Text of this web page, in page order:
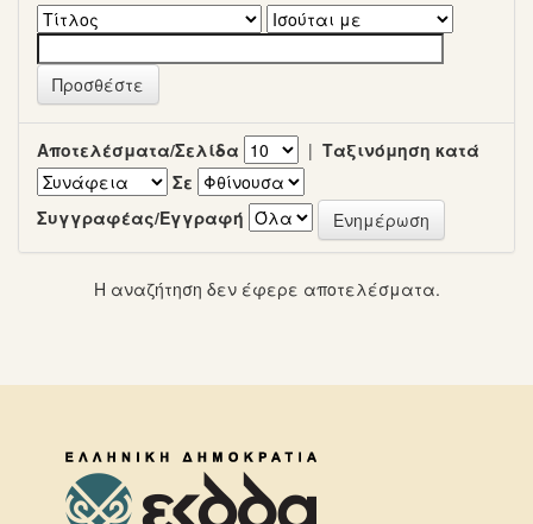
Αποτελέσματα/Σελίδα | Ταξινόμηση κατά
Σε
Συγγραφέας/Εγγραφή
Η αναζήτηση δεν έφερε αποτελέσματα.